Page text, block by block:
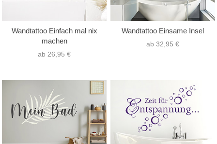
Wandtattoo Einfach mal nix
machen
ab 26,95 €
Wandtattoo Einsame Insel
ab 32,95 €